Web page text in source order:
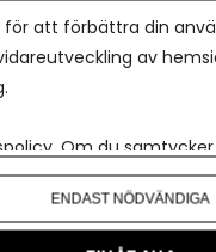
för att förbättra din
av
. Om du
hittar du den
ENDAST NÖDVÄNDIGA